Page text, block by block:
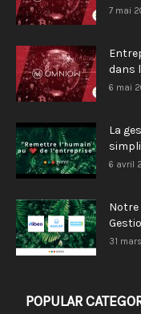
7 mai
dans
6 mai
La
6 avril
Notre
31
POPULAR